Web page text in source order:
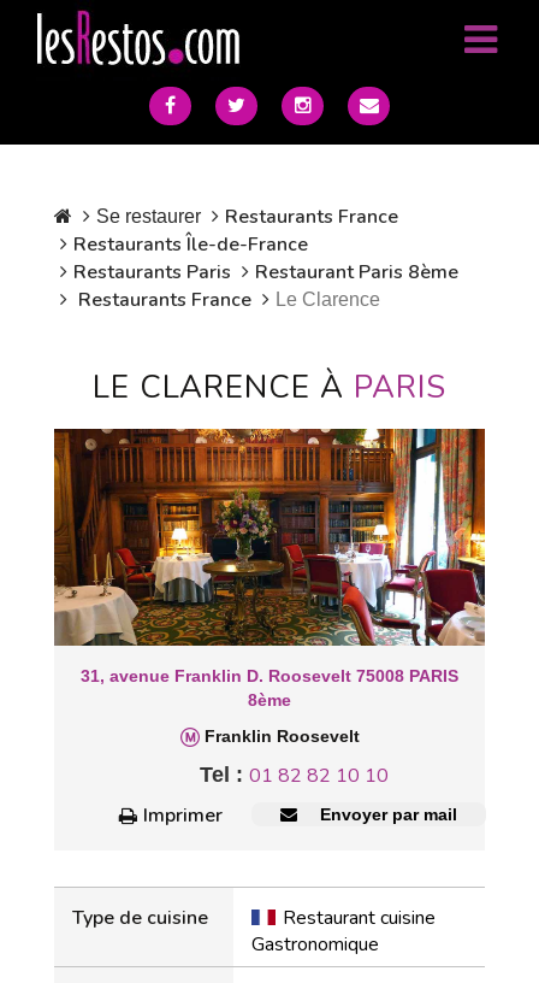
Se restaurer
Restaurants France
Restaurants Île-de-France
Restaurants Paris
Restaurant Paris 8ème
Restaurants France
Le Clarence
LE CLARENCE À PARIS
31, avenue Franklin D. Roosevelt 75008 PARIS
8ème
Franklin Roosevelt
Tel : 01 82 82 10 10
Imprimer
Envoyer par mail
Type de cuisine
Restaurant cuisine
Gastronomique